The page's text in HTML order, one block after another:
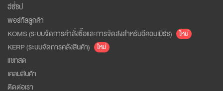
อีซี่ชิป
พอร์ทัลลูกค้า
KOMS (ระบบจัดการคำสั่งซื้อและการจัดส่งสำหรับอีคอมเมิร์ซ)
ใหม่
KERP (ระบบจัดการคลังสินค้า) ใหม่
แชทสด
เคลมสินค้า
ติดต่อเรา